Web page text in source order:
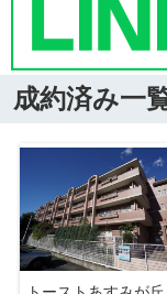
成約済み一